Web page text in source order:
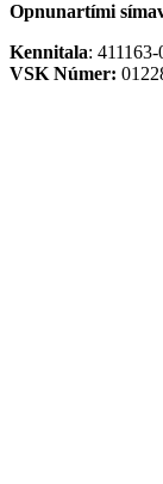
Opnunartími
Kennitala:
VSK Númer: